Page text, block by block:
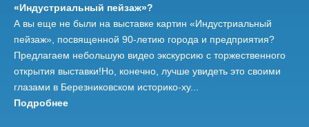
«Индустриальный пейзаж»?
А вы еще не были на выставке картин «Индустриальный
пейзаж», посвященной 90-летию города и предприятия?
Предлагаем небольшую видео экскурсию с торжественного
открытия выставки!Но, конечно, лучше увидеть это своими
глазами в Березниковском историко-ху...
Подробнее